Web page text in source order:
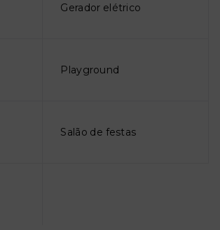
Gerador elétrico
Playground
Salão de festas